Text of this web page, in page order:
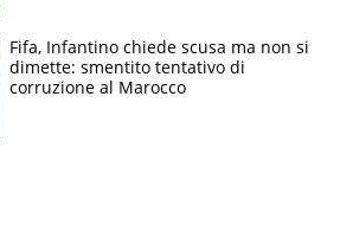
Fifa, Infantino chiede scusa ma non si
dimette: smentito tentativo di
corruzione al Marocco